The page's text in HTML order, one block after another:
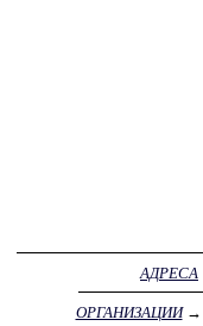
АДРЕСА
ОРГАНИЗАЦИИ→